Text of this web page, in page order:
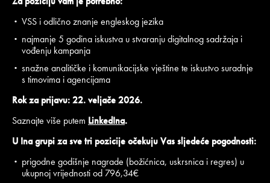
VSS i odlično znanje engleskog jezika
najmanje 5 godina iskustva u stvaranju digitalnog sadržaja i
vođenju kampanja
snažne analitičke i komunikacijske vještine te iskustvo suradnje
s timovima i agencijama
Rok za prijavu:22. veljače 2026.
Saznajte više putem LinkedIna.
U Ina grupi za sve tri pozicije očekuju Vas sljedeće pogodnosti:
prigodne godišnje nagrade (božićnica, uskrsnica i regres) u
ukupnoj vrijednosti od 796,34€